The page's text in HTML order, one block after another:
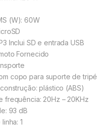
(W): 60W
Inclui SD e entrada USB
Fornecido
copo para suporte de tripé
plástico (ABS)
frequência: 20Hz – 20KHz
93 dB
1